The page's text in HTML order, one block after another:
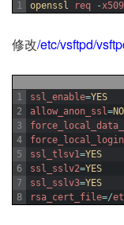
1 openssl req -x509
修改/etc/vsftpd/
1
2
3
4
5
6
7
8
ssl_enable=YES
allow_anon_ssl=NO
ssl_tlsv1=YES
ssl_sslv2=YES
ssl_sslv3=YES
rsa_cert_file=/